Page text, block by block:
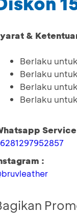
&
Berlaku
Berlaku
Berlaku
Berlaku
: